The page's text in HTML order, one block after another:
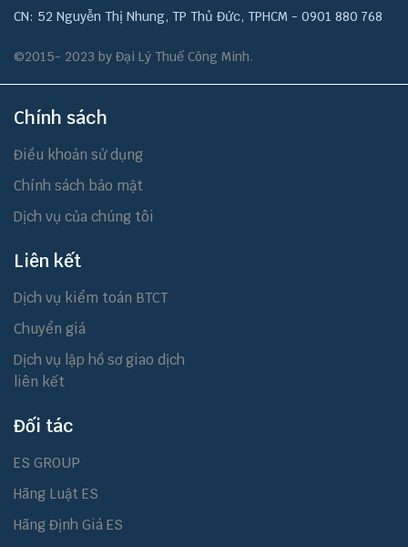
CN: 52 Nguyễn Thị Nhung, TP Thủ Đức, TPHCM - 0901 880 768
©2015- 2023 by Đại Lý Thuế Công Minh.
Chính sách
Điều khoản sử dụng
Chính sách bảo mật
Dịch vụ của chúng tôi
Liên kết
Dịch vụ kiểm toán BTCT
Chuyển giá
Dịch vụ lập hồ sơ giao dịch
liên kết
Đối tác
ES GROUP
Hãng Luật ES
Hãng Định Giá ES